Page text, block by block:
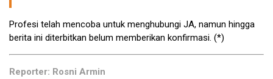
Profesi telah mencoba untuk menghubungi JA, namun hingga
berita ini diterbitkan belum memberikan konfirmasi. (*)
Reporter: Rosni Armin